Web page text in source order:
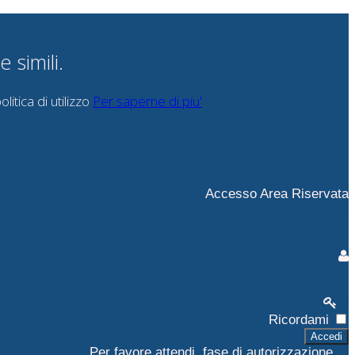
simili.
di utilizzo Per saperne di piu'
Accesso Area Riservata
Ricordami
Accedi